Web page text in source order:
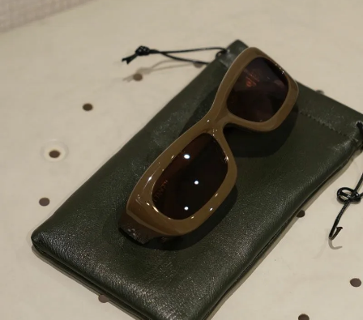
全てのブランド
UNIVERSAL PRODUCTS.
EVCON
MY___
1LDK STAND
SEARCH